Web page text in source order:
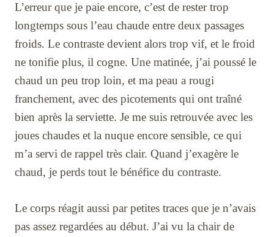
L’erreur que je paie encore, c’est de rester trop
longtemps sous l’eau chaude entre deux passages
froids. Le contraste devient alors trop vif, et le froid
ne tonifie plus, il cogne. Une matinée, j’ai poussé le
chaud un peu trop loin, et ma peau a rougi
franchement, avec des picotements qui ont traîné
bien après la serviette. Je me suis retrouvée avec les
joues chaudes et la nuque encore sensible, ce qui
m’a servi de rappel très clair. Quand j’exagère le
chaud, je perds tout le bénéfice du contraste.
Le corps réagit aussi par petites traces que je n’avais
pas assez regardées au début. J’ai vu la chair de